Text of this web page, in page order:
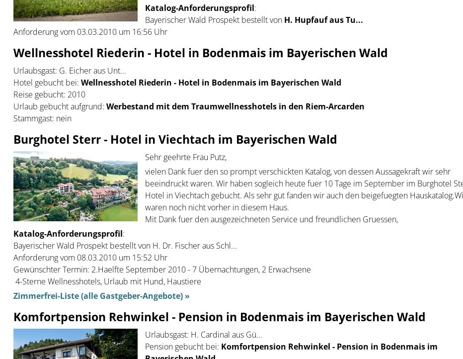
Katalog-Anforderungsprofil:
Bayerischer Wald Prospekt bestellt vonH. Hupfauf aus Tu...
Anforderung vom 03.03.2010 um 16:56 Uhr
Wellnesshotel Riederin - Hotel in Bodenmais im Bayerischen Wald
Urlaubsgast: G. Eicher aus Unt...
Hotel gebucht bei: Wellnesshotel Riederin - Hotel in Bodenmais im Bayerischen Wald
Reise gebucht: 2010
Urlaub gebucht aufgrund: Werbestand mit dem Traumwellnesshotels in den Riem-Arcarden
Stammgast: nein
Burghotel Sterr - Hotel in Viechtach im Bayerischen Wald
Sehr geehrte Frau Putz,
vielen Dank fuer den so prompt verschickten Katalog, von dessen Aussagekraft wir sehr
beeindruckt waren. Wir haben sogleich heute fuer 10 Tage im September im Burghotel
Hotel in Viechtach gebucht. Als sehr gut fanden wir auch den beigefuegten
waren noch nicht vorher in diesem Haus.
Mit Dank fuer den ausgezeichneten Service und freundlichen Gruessen,
Katalog-Anforderungsprofil:
Bayerischer Wald Prospekt bestellt von H. Dr. Fischer aus Schl...
Anforderung vom 08.03.2010 um 15:52 Uhr
Gewünschter Termin: 2.Haelfte September 2010 - 7 Übernachtungen, 2 Erwachsene
4-Sterne Wellnesshotels, Urlaub mit Hund, Haustiere
Zimmerfrei-Liste (alle Gastgeber-Angebote) »
Komfortpension Rehwinkel - Pension in Bodenmais im Bayerischen Wald
Urlaubsgast: H. Cardinal aus Gü...
Pension gebucht bei: Komfortpension Rehwinkel - Pension in Bodenmais im